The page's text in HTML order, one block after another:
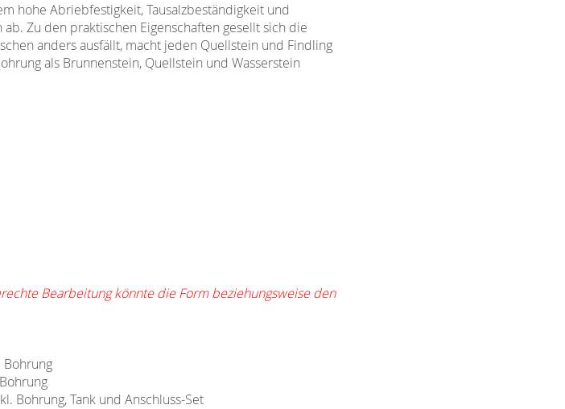
hohe Abriebfestigkeit, Tausalzbeständigkeit und
Zu den praktischen Eigenschaften gesellt sich die
anders ausfällt, macht jeden Quellstein und Findling
als Brunnenstein, Quellstein und Wasserstein
Bearbeitung könnte die Form beziehungsweise den
Bohrung, Tank und Anschluss-Set